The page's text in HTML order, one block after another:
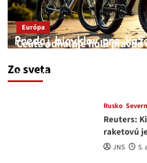
Zo sveta
Európa
Ceuta odhaľuje holú pravdu
JNS
Rusko
Reuters:
raketovú
JNS 5.